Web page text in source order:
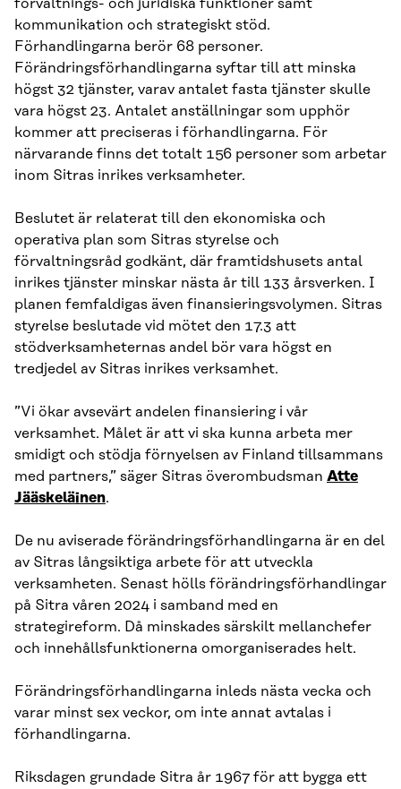
förvaltnings- och juridiska funktioner samt
kommunikation och strategiskt stöd.
Förhandlingarna berör 68 personer.
Förändringsförhandlingarna syftar till att minska
högst 32 tjänster, varav antalet fasta tjänster skulle
vara högst 23. Antalet anställningar som upphör
kommer att preciseras i förhandlingarna. För
närvarande finns det totalt 156 personer som arbetar
inom Sitras inrikes verksamheter.
Beslutet är relaterat till den ekonomiska och
operativa plan som Sitras styrelse och
förvaltningsråd godkänt, där framtidshusets antal
inrikes tjänster minskar nästa år till 133 årsverken. I
planen femfaldigas även finansieringsvolymen. Sitras
styrelse beslutade vid mötet den 17.3 att
stödverksamheternas andel bör vara högst en
tredjedel av Sitras inrikes verksamhet.
”Vi ökar avsevärt andelen finansiering i vår
verksamhet. Målet är att vi ska kunna arbeta mer
smidigt och stödja förnyelsen av Finland tillsammans
med partners,” säger Sitras överombudsman Atte
Jääskeläinen.
De nu aviserade förändringsförhandlingarna är en del
av Sitras långsiktiga arbete för att utveckla
verksamheten. Senast hölls förändringsförhandlingar
på Sitra våren 2024 i samband med en
strategireform. Då minskades särskilt mellanchefer
och innehållsfunktionerna omorganiserades helt.
Förändringsförhandlingarna inleds nästa vecka och
varar minst sex veckor, om inte annat avtalas i
förhandlingarna.
Riksdagen grundade Sitra år 1967 för att bygga ett